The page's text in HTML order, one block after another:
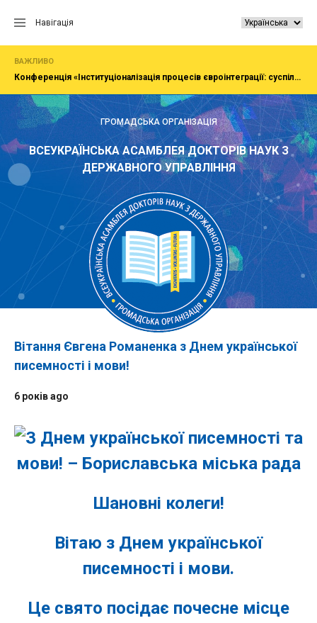
Навігація
ВАЖЛИВО
Конференція «Інституціоналізація процесів євроінтеграції: суспільство, економіка, адміністрування»
ГРОМАДСЬКА ОРГАНІЗАЦІЯ
ВСЕУКРАЇНСЬКА АСАМБЛЕЯ ДОКТОРІВ НАУК З
ДЕРЖАВНОГО УПРАВЛІННЯ
Вітання Євгена Романенка з Днем української
писемності і мови!
6 років ago
Шановні колеги!
Вітаю з Днем української
писемності і мови.
Це свято посідає почесне місце